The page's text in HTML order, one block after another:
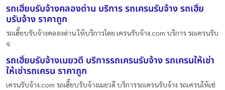
รถเฮี๊ยบรับจ้างคลองด่าน บริการ รถเครนรับจ้าง รถเฮี๊ย
บรับจ้าง ราคาถูก
รถเฮี๊ยบรับจ้างคลองด่าน ให้บริการโดย เครนรับจ้าง.com บริการ รถเครนรับ
จ
รถเฮี๊ยบรับจ้างเมยวดี บริการรถเครนรับจ้าง รถเครนให้เช่า
ให้เช่ารถเครน ราคาถูก
เครนรับจ้าง.com รถเฮี๊ยบรับจ้างเมยวดี บริการรถเครนรับจ้าง รถเครนให้เช่